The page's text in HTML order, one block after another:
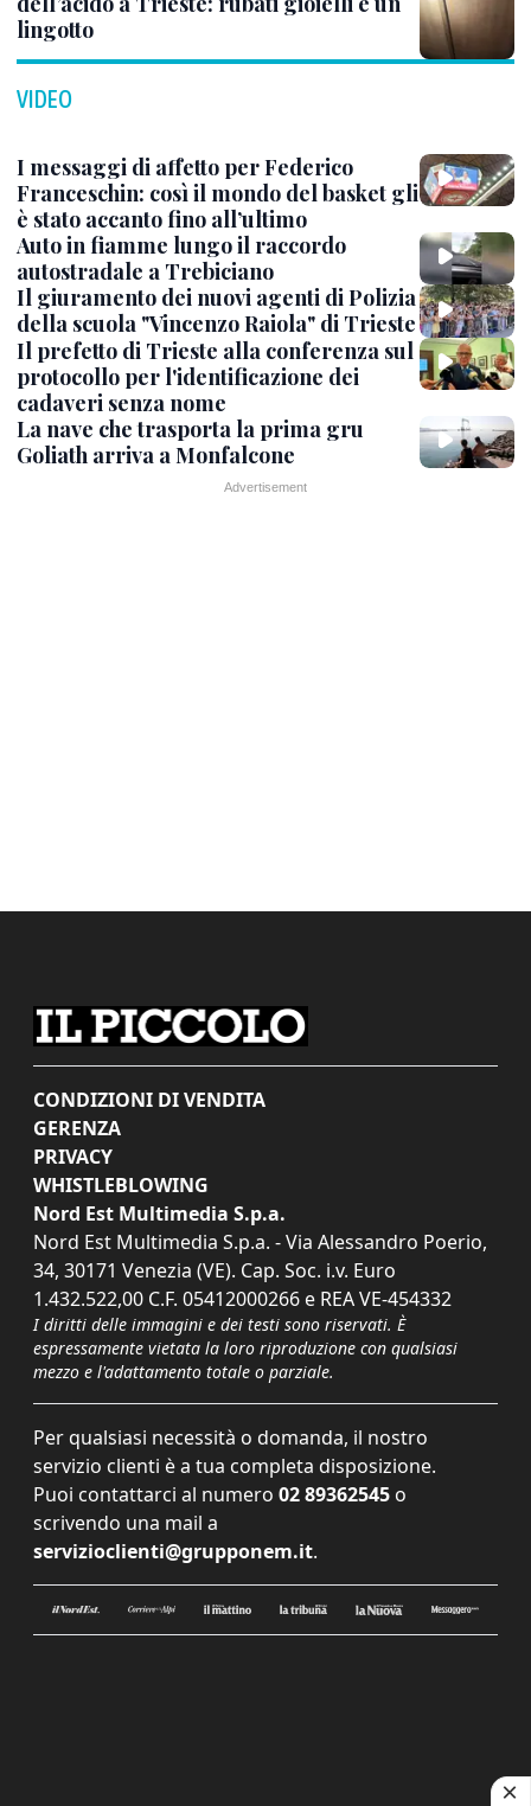
lingotto
VIDEO
I messaggi di affetto per Federico
Franceschin: così il mondo del basket gli
è stato accanto fino all’ultimo
Auto in fiamme lungo il raccordo
autostradale a Trebiciano
Il giuramento dei nuovi agenti di Polizia
della scuola "Vincenzo Raiola" di Trieste
Il prefetto di Trieste alla conferenza sul
protocollo per l'identificazione dei
cadaveri senza nome
La nave che trasporta la prima gru
Goliath arriva a Monfalcone
CONDIZIONI DI VENDITA
GERENZA
PRIVACY
WHISTLEBLOWING
Nord Est Multimedia S.p.a.
Nord Est Multimedia S.p.a. - Via Alessandro Poerio,
34, 30171 Venezia (VE). Cap. Soc. i.v. Euro
1.432.522,00 C.F. 05412000266 e REA VE-454332
I diritti delle immagini e dei testi sono riservati. È
espressamente vietata la loro riproduzione con qualsiasi
mezzo e l'adattamento totale o parziale.
Per qualsiasi necessità o domanda, il nostro
servizio clienti è a tua completa disposizione.
Puoi contattarci al numero 02 89362545 o
scrivendo una mail a
servizioclienti@grupponem.it.